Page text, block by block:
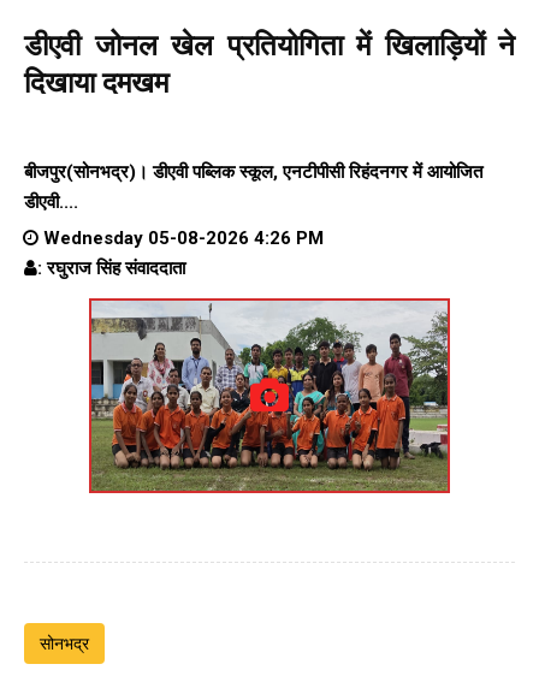
डीएवी जोनल खेल प्रतियोगिता में खिलाड़ियों ने
दिखाया दमखम
बीजपुर(सोनभद्र)। डीएवी पब्लिक स्कूल, एनटीपीसी रिहंदनगर में आयोजित
डीएवी....
Wednesday 05-08-2026 4:26 PM
: रघुराज सिंह संवाददाता
सोनभद्र